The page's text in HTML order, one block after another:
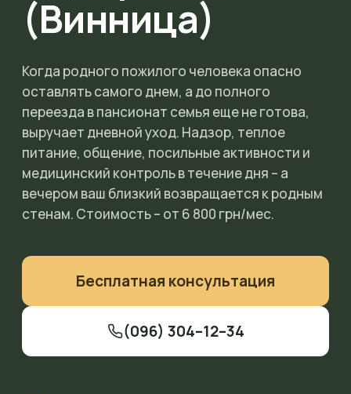
(Винница)
Когда родного пожилого человека опасно
оставлять самого днем, а до полного
переезда в пансионат семья еще не готова,
выручает дневной уход. Надзор, теплое
питание, общение, посильные активности и
медицинский контроль в течение дня – а
вечером ваш близкий возвращается к родным
стенам. Стоимость – от 6 800 грн/мес.
Бесплатная консультация
(096) 304–12–34